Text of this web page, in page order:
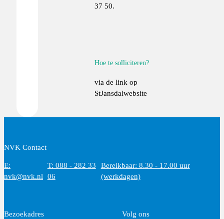
37 50.
Hoe te solliciteren?
via de link op
StJansdalwebsite
NVK Contact
E:
nvk@nvk.nl
T: 088 - 282 33
06
Bereikbaar: 8.30 - 17.00 uur
(werkdagen)
Bezoekadres Volg ons